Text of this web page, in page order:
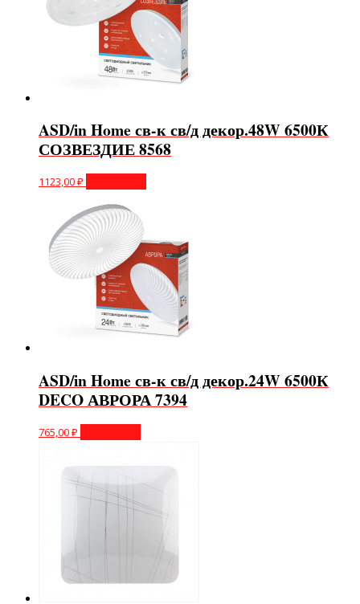
ASD/in Home св-к св/д декор.48W 6500К
СОЗВЕЗДИЕ 8568
1123,00₽
ASD/in Home св-к св/д декор.24W 6500К
DECO АВРОРА 7394
765,00₽